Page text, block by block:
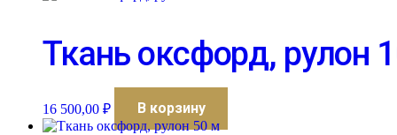
Ткань оксфорд, рулон
16 500,00 ₽ В корзину